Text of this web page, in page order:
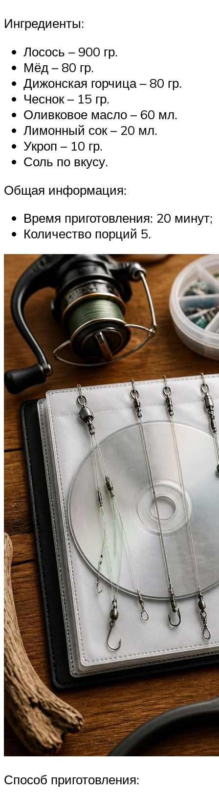
Ингредиенты:
Лосось – 900 гр.
Мёд – 80 гр.
Дижонская горчица – 80 гр.
Чеснок – 15 гр.
Оливковое масло – 60 мл.
Лимонный сок – 20 мл.
Укроп – 10 гр.
Соль по вкусу.
Общая информация:
Время приготовления: 20 минут;
Количество порций 5.
Способ приготовления: